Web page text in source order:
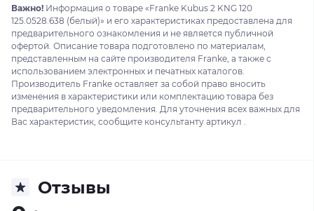
Важно! Информация о товаре «Franke Kubus 2 KNG 120
125.0528.638 (белый)» и его характеристиках предоставлена для
предварительного ознакомления и не является публичной
офертой. Описание товара подготовлено по материалам,
представленным на сайте производителя Franke, а также с
использованием электронных и печатных каталогов.
Производитель Franke оставляет за собой право вносить
изменения в характеристики или комплектацию товара без
предварительного уведомления. Для уточнения всех важных для
Вас характеристик, сообщите консультанту артикул .
Отзывы